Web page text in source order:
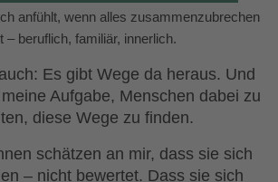
anfühlt, wenn alles zusammenzubrechen
– beruflich, familiär, innerlich.
Es gibt Wege da heraus. Und
Aufgabe, Menschen dabei zu
diese Wege zu finden.
schätzen an mir, dass sie sich
– nicht bewertet. Dass sie sich